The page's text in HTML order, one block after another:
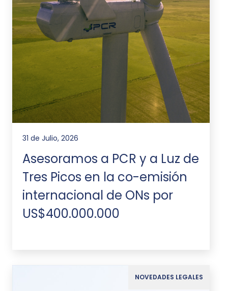
31 de Julio, 2026
Asesoramos a PCR y a Luz de
Tres Picos en la co-emisión
internacional de ONs por
US$400.000.000
NOVEDADES LEGALES